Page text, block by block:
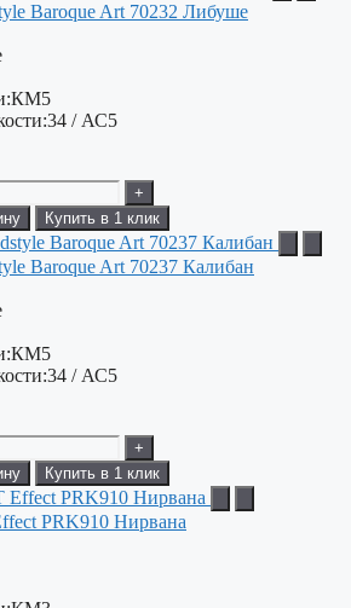
Baroque Art 70232 Либуше
КМ5
34 / АС5
+
Купить в 1 клик
Baroque Art 70237 Калибан
КМ5
34 / АС5
+
Купить в 1 клик
PRK910 Нирвана